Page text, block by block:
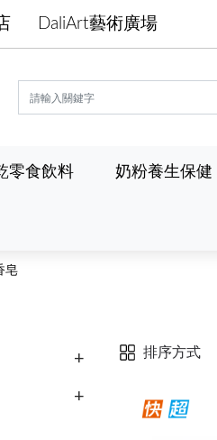
DaliArt藝術廣場
零食飲料 奶粉養生保健
皂
排序方式